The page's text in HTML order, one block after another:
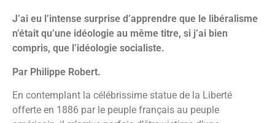
J’ai eu l’intense surprise d’apprendre que le libéralisme
n’était qu’une idéologie au même titre, si j’ai bien
compris, que l’idéologie socialiste.
Par Philippe Robert.
En contemplant la célébrissime statue de la Liberté
offerte en 1886 par le peuple français au peuple